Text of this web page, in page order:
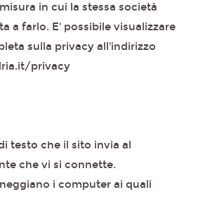
in cui la stessa società
a farlo. E' possibile visualizzare
sulla privacy all'indirizzo
privacy
testo che il sito invia al
che vi si connette.
i computer ai quali